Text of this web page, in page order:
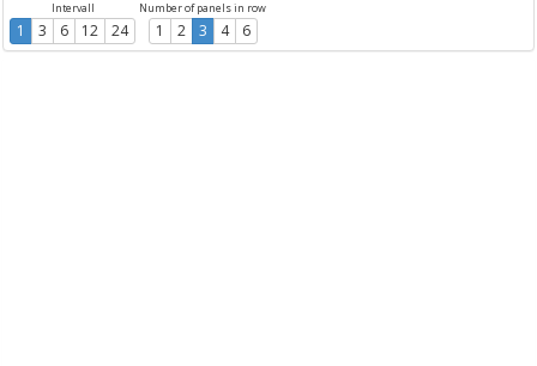
Intervall
1 3 6 12 24
Number of panels in row
1 2 3 4 6